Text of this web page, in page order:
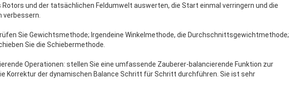
und der tatsächlichen Feldumwelt auswerten, die Start einmal verringern und die
Sie Gewichtsmethode; Irgendeine Winkelmethode, die Durchschnittsgewichtmethode;
Sie die Schiebermethode.
Operationen: stellen Sie eine umfassende Zauberer-balancierende Funktion zur
Korrektur der dynamischen Balance Schritt für Schritt durchführen. Sie ist sehr